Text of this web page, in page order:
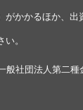
かかるほか、出
。
社団法人第二種